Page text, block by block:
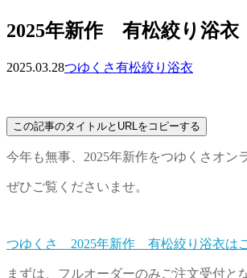
2025年新作 有松絞り浴
2025.03.28つゆくさ有松絞り浴衣
この記事のタイトルとURLをコピーする
今年も無事、2025年新作をつゆくさオン
ぜひご覧くださいませ。
つゆくさ 2025年新作 有松絞り浴衣は
まずは、フルオーダーのみご注文受付と